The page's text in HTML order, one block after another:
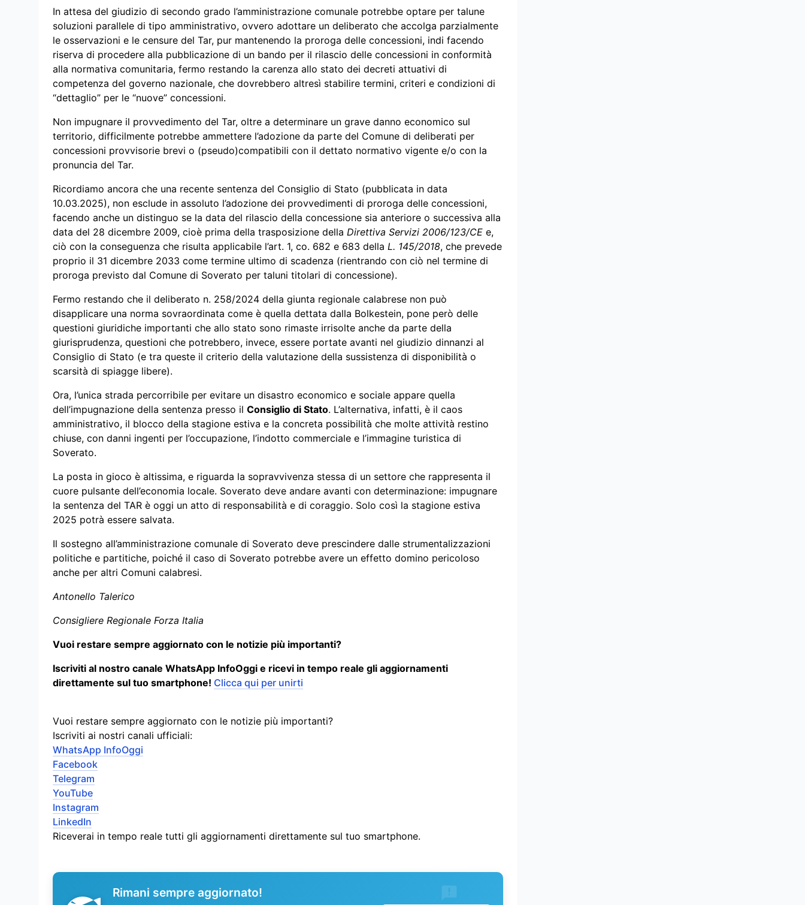
In attesa del giudizio di secondo grado l’amministrazione comunale potrebbe optare per talune
soluzioni parallele di tipo amministrativo, ovvero adottare un deliberato che accolga parzialmente
le osservazioni e le censure del Tar, pur mantenendo la proroga delle concessioni, indi facendo
riserva di procedere alla pubblicazione di un bando per il rilascio delle concessioni in conformità
alla normativa comunitaria, fermo restando la carenza allo stato dei decreti attuativi di
competenza del governo nazionale, che dovrebbero altresì stabilire termini, criteri e condizioni di
“dettaglio” per le “nuove” concessioni.
Non impugnare il provvedimento del Tar, oltre a determinare un grave danno economico sul
territorio, difficilmente potrebbe ammettere l’adozione da parte del Comune di deliberati per
concessioni provvisorie brevi o (pseudo)compatibili con il dettato normativo vigente e/o con la
pronuncia del Tar.
Ricordiamo ancora che una recente sentenza del Consiglio di Stato (pubblicata in data
10.03.2025), non esclude in assoluto l’adozione dei provvedimenti di proroga delle concessioni,
facendo anche un distinguo se la data del rilascio della concessione sia anteriore o successiva alla
data del 28 dicembre 2009, cioè prima della trasposizione della Direttiva Servizi 2006/123/CE e,
ciò con la conseguenza che risulta applicabile l’art. 1, co. 682 e 683 della L. 145/2018, che prevede
proprio il 31 dicembre 2033 come termine ultimo di scadenza (rientrando con ciò nel termine di
proroga previsto dal Comune di Soverato per taluni titolari di concessione).
Fermo restando che il deliberato n. 258/2024 della giunta regionale calabrese non può
disapplicare una norma sovraordinata come è quella dettata dalla Bolkestein, pone però delle
questioni giuridiche importanti che allo stato sono rimaste irrisolte anche da parte della
giurisprudenza, questioni che potrebbero, invece, essere portate avanti nel giudizio dinnanzi al
Consiglio di Stato (e tra queste il criterio della valutazione della sussistenza di disponibilità o
scarsità di spiagge libere).
Ora, l’unica strada percorribile per evitare un disastro economico e sociale appare quella
dell’impugnazione della sentenza presso il Consiglio di Stato. L’alternativa, infatti, è il caos
amministrativo, il blocco della stagione estiva e la concreta possibilità che molte attività restino
chiuse, con danni ingenti per l’occupazione, l’indotto commerciale e l’immagine turistica di
Soverato.
La posta in gioco è altissima, e riguarda la sopravvivenza stessa di un settore che rappresenta il
cuore pulsante dell’economia locale. Soverato deve andare avanti con determinazione: impugnare
la sentenza del TAR è oggi un atto di responsabilità e di coraggio. Solo così la stagione estiva
2025 potrà essere salvata.
Il sostegno all’amministrazione comunale di Soverato deve prescindere dalle strumentalizzazioni
politiche e partitiche, poiché il caso di Soverato potrebbe avere un effetto domino pericoloso
anche per altri Comuni calabresi.
Antonello Talerico
Consigliere Regionale Forza Italia
Vuoi restare sempre aggiornato con le notizie più importanti?
Iscriviti al nostro canale WhatsApp InfoOggi e ricevi in tempo reale gli aggiornamenti
direttamente sul tuo smartphone! Clicca qui per unirti
Vuoi restare sempre aggiornato con le notizie più importanti?
Iscriviti ai nostri canali ufficiali:
WhatsApp InfoOggi
Facebook
Telegram
YouTube
Instagram
LinkedIn
Riceverai in tempo reale tutti gli aggiornamenti direttamente sul tuo smartphone.
Rimani sempre aggiornato!